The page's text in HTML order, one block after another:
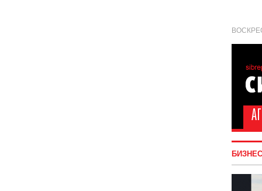
БИЗНЕС